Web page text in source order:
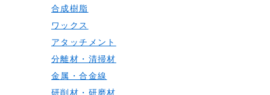
合成樹脂
ワックス
アタッチメント
分離材・清掃材
金属・合金線
研削材・研磨材